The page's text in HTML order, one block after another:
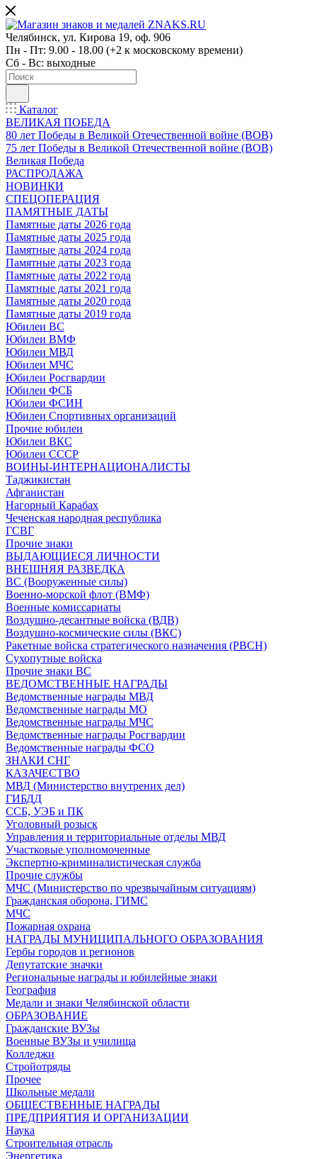
Челябинск, ул. Кирова 19, оф. 906
Пн - Пт: 9.00 - 18.00 (+2 к московскому времени)
Сб - Вс: выходные
Каталог
ВЕЛИКАЯ ПОБЕДА
80 лет Победы в Великой Отечественной войне (ВОВ)
75 лет Победы в Великой Отечественной войне (ВОВ)
Великая Победа
РАСПРОДАЖА
НОВИНКИ
СПЕЦОПЕРАЦИЯ
ПАМЯТНЫЕ ДАТЫ
Памятные даты 2026 года
Памятные даты 2025 года
Памятные даты 2024 года
Памятные даты 2023 года
Памятные даты 2022 года
Памятные даты 2021 года
Памятные даты 2020 года
Памятные даты 2019 года
Юбилеи ВС
Юбилеи ВМФ
Юбилеи МВД
Юбилеи МЧС
Юбилеи Росгвардии
Юбилеи ФСБ
Юбилеи ФСИН
Юбилеи Спортивных организаций
Прочие юбилеи
Юбилеи ВКС
Юбилеи СССР
ВОИНЫ-ИНТЕРНАЦИОНАЛИСТЫ
Таджикистан
Афганистан
Нагорный Карабах
Чеченская народная республика
ГСВГ
Прочие знаки
ВЫДАЮЩИЕСЯ ЛИЧНОСТИ
ВНЕШНЯЯ РАЗВЕДКА
ВС (Вооруженные силы)
Военно-морской флот (ВМФ)
Военные комиссариаты
Воздушно-десантные войска (ВДВ)
Воздушно-космические силы (ВКС)
Ракетные войска стратегического назначения (РВСН)
Сухопутные войска
Прочие знаки ВС
ВЕДОМСТВЕННЫЕ НАГРАДЫ
Ведомственные награды МВД
Ведомственные награды МО
Ведомственные награды МЧС
Ведомственные награды Росгвардии
Ведомственные награды ФСО
ЗНАКИ СНГ
КАЗАЧЕСТВО
МВД (Министерство внутрених дел)
ГИБДД
ССБ, УЭБ и ПК
Уголовный розыск
Управления и территориальные отделы МВД
Участковые уполномоченные
Экспертно-криминалистическая служба
Прочие службы
МЧС (Министерство по чрезвычайным ситуациям)
Гражданская оборона, ГИМС
МЧС
Пожарная охрана
НАГРАДЫ МУНИЦИПАЛЬНОГО ОБРАЗОВАНИЯ
Гербы городов и регионов
Депутатские значки
Региональные награды и юбилейные знаки
География
Медали и знаки Челябинской области
ОБРАЗОВАНИЕ
Гражданские ВУЗы
Военные ВУЗы и училища
Колледжи
Стройотряды
Прочее
Школьные медали
ОБЩЕСТВЕННЫЕ НАГРАДЫ
ПРЕДПРИЯТИЯ И ОРГАНИЗАЦИИ
Наука
Строительная отрасль
Энергетика